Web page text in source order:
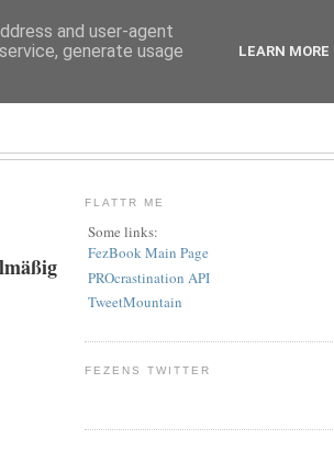
FLATTR ME
Some links:
FezBook Main Page
PROcrastination API
TweetMountain
FEZENS TWITTER
and user-agent
generate usage
LEARN MORE